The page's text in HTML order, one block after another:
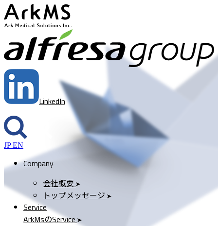
LinkedIn
JP EN
Company
会社概要
トップメッセージ
Service
ArkMsのService